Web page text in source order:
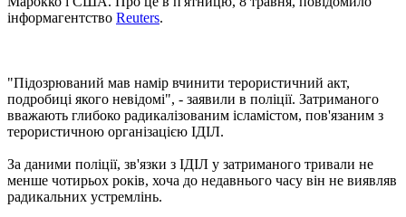
інформагентство Reuters.
"Підозрюваний мав намір вчинити терористичний акт,
подробиці якого невідомі", - заявили в поліції. Затриманого
вважають глибоко радикалізованим ісламістом, пов'язаним з
терористичною організацією ІДІЛ.
За даними поліції, зв'язки з ІДІЛ у затриманого тривали не
менше чотирьох років, хоча до недавнього часу він не виявляв
радикальних устремлінь.